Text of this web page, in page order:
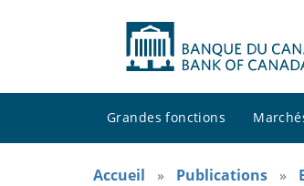
Grandes fonctions
Accueil Publications